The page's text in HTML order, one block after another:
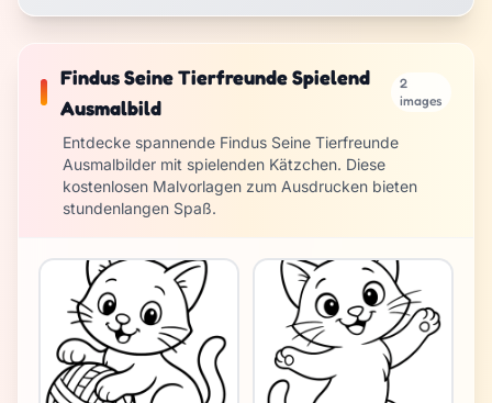
Findus Seine Tierfreunde Spielend
Ausmalbild
2
images
Entdecke spannende Findus Seine Tierfreunde
Ausmalbilder mit spielenden Kätzchen. Diese
kostenlosen Malvorlagen zum Ausdrucken bieten
stundenlangen Spaß.